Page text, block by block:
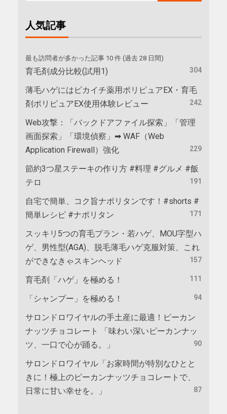
人気記事
最も訪問者が多かった記事 10 件 (過去 28 日間)
育毛剤成分比較(試用1) 304
薄毛ハゲにはピカイチ薬用ポリピュアEX・育毛
剤ポリピュアEX使用体験レビュー
242
Web攻撃：「バックドアファイル探索」「管理
画面探索」「環境偵察」➡ WAF（Web
Application Firewall）強化
229
節約3つ星ステーキの作り方 #料理 #グルメ #飯
テロ
191
自宅で簡単、コク旨ナポリタンです！#shorts #
簡単レシピ #ナポリタン
171
スッキリ5つの育毛プラン・若ハゲ、MOU字型ハ
ゲ、男性型(AGA)、脱毛薄毛ハゲ克服対策、これ
ができなきゃスキンヘッド
157
育毛剤「ハゲ」を極める！ 111
「シャンプー」を極める！ 94
サロンドロワイヤルの手土産に最適！ピーカン
ナッツチョコレート 「味わい深いピーカンナッ
ツ、一口で心が踊る。」
90
サロンドロワイヤル「お家時間が特別なひとと
きに！極上のピーカンナッツチョコレートで、
日常に甘い幸せを。」
87